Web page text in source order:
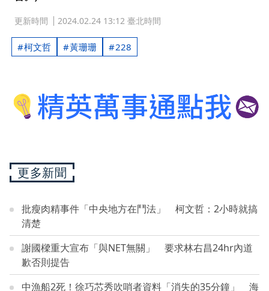
更新時間 2024.02.24 13:12 臺北時間
柯文哲 黃珊珊 228
更多新聞
批瘦肉精事件「中央地方在鬥法」 柯文哲：2小時就搞
清楚
謝國樑重大宣布「與NET無關」 要求林右昌24hr內道
歉否則提告
中漁船2死！徐巧芯秀吹哨者資料「消失的35分鐘」 海